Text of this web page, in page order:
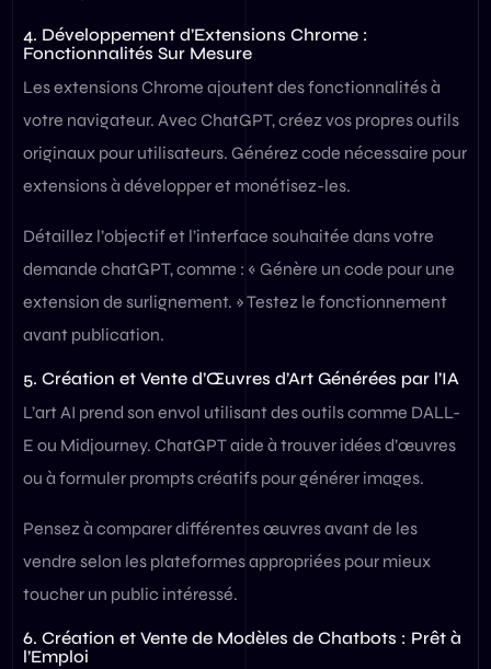
4. Développement d’Extensions Chrome :
Fonctionnalités Sur Mesure
Les extensions Chrome ajoutent des fonctionnalités à
votre navigateur. Avec ChatGPT, créez vos propres outils
originaux pour utilisateurs. Générez code nécessaire pour
extensions à développer et monétisez-les.
Détaillez l’objectif et l’interface souhaitée dans votre
demande chatGPT, comme : « Génère un code pour une
extension de surlignement. » Testez le fonctionnement
avant publication.
5. Création et Vente d’Œuvres d’Art Générées par l’IA
L’art AI prend son envol utilisant des outils comme DALL-
E ou Midjourney. ChatGPT aide à trouver idées d’œuvres
ou à formuler prompts créatifs pour générer images.
Pensez à comparer différentes œuvres avant de les
vendre selon les plateformes appropriées pour mieux
toucher un public intéressé.
6. Création et Vente de Modèles de Chatbots : Prêt à
l’Emploi